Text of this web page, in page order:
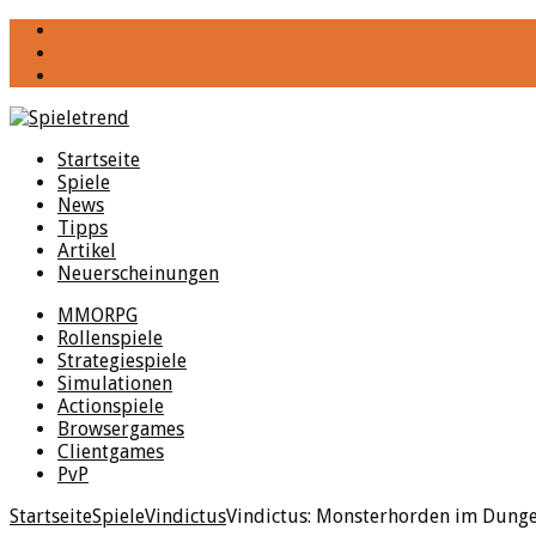
Startseite
Spiele
News
Tipps
Artikel
Neuerscheinungen
MMORPG
Rollenspiele
Strategiespiele
Simulationen
Actionspiele
Browsergames
Clientgames
PvP
StartseiteSpieleVindictusVindictus: Monsterhorden im